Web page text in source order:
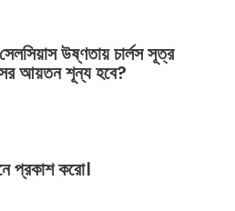
উষ্ণতায় চার্লস সূত্র
আয়তন শূন্য হবে?
প্রকাশ করো।